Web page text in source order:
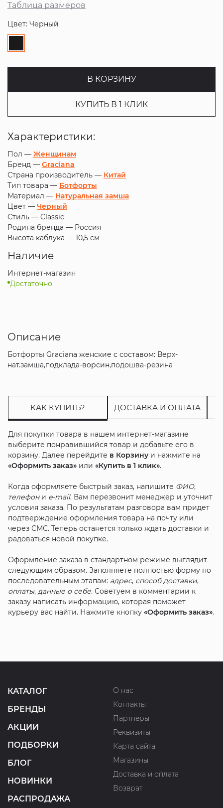
Таблица размеров
Цвет: Черный
В КОРЗИНУ
КУПИТЬ В 1 КЛИК
Характеристики:
Пол — Женщинам
Бренд — Graciana
Страна производитель — Китай
Тип товара — Ботфорты
Материал — Натуральная замша
Цвет — Черный
Стиль — Classic
Родина бренда — Россия
Высота каблука — 10,5 см
Наличие
Интернет-магазин
Достаточно
Описание
Ботфорты Graciana женские с составом: Верх-
нат.замша,подклада-ворсин,подошва-резина
КАК КУПИТЬ? ДОСТАВКА И ОПЛАТА
Для покупки товара в нашем интернет-магазине
выберите понравившийся товар и добавьте его в
корзину. Далее перейдите в Корзинуи нажмите на
«Оформить заказ»или «Купить в 1 клик».
Когда оформляете быстрый заказ, напишите ФИО,
телефони e-mail. Вам перезвонит менеджер и уточнит
условия заказа. По результатам разговора вам придет
подтверждение оформления товара на почту или
через СМС. Теперь останется только ждать доставки и
радоваться новой покупке.
Оформление заказа в стандартном режиме выглядит
следующим образом. Заполняете полностью форму по
последовательным этапам: адрес, способ доставки,
оплаты, данные о себе. Советуем в комментарии к
заказу написать информацию, которая поможет
курьеру вас найти. Нажмите кнопку «Оформить заказ».
КАТАЛОГ
БРЕНДЫ
АКЦИИ
ПОДБОРКИ
БЛОГ
НОВИНКИ
РАСПРОДАЖА
О нас
Контакты
Партнеры
Реквизиты
Карта сайта
Магазины
Доставка и оплата
Возврат